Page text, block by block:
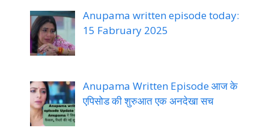
Anupama written episode today:
15 Fabruary 2025
Anupama Written Episode आज के
एपिसोड की शुरुआत एक अनदेखा सच